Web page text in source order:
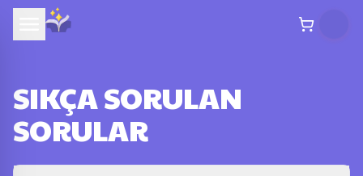
SIKÇA SORULAN
SORULAR